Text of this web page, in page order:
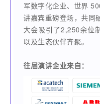
军数字化企业、世界
讲嘉宾重磅登场，共同
大会吸引了2,250余位
以及生态伙伴齐聚。
往届演讲企业来自：